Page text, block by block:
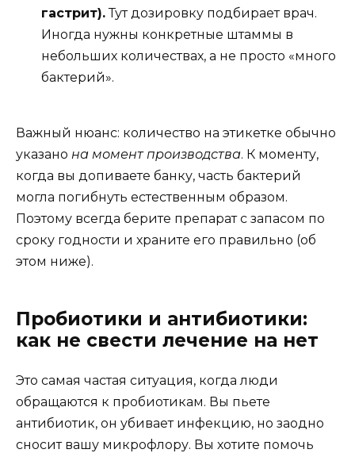
гастрит).Тут дозировку подбирает врач.
Иногда нужны конкретные штаммы в
небольших количествах, а не просто «много
бактерий».
Важный нюанс: количество на этикетке обычно
указано на момент производства. К моменту,
когда вы допиваете банку, часть бактерий
могла погибнуть естественным образом.
Поэтому всегда берите препарат с запасом по
сроку годности и храните его правильно (об
этом ниже).
Пробиотики и антибиотики:
как не свести лечение на нет
Это самая частая ситуация, когда люди
обращаются к пробиотикам. Вы пьете
антибиотик, он убивает инфекцию, но заодно
сносит вашу микрофлору. Вы хотите помочь